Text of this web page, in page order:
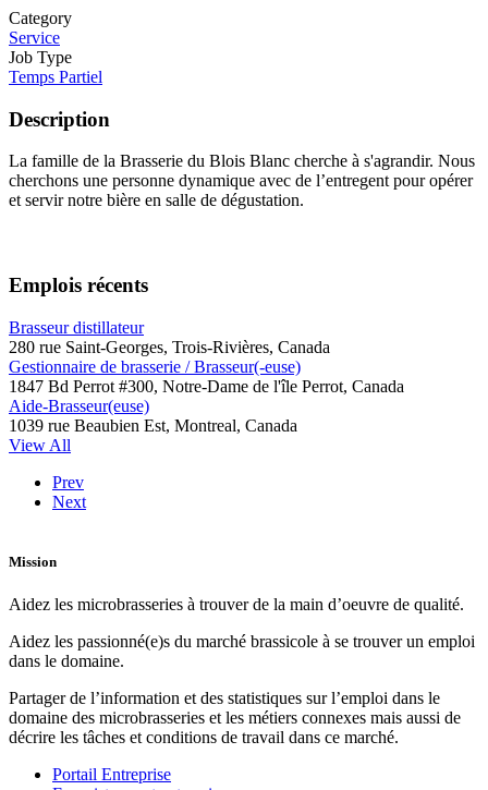
Category
Service
Job Type
Temps Partiel
Description
La famille de la Brasserie du Blois Blanc cherche à s'agrandir. Nous
cherchons une personne dynamique avec de l’entregent pour opérer
et servir notre bière en salle de dégustation.
Emplois récents
Brasseur distillateur
280 rue Saint-Georges, Trois-Rivières, Canada
Gestionnaire de brasserie / Brasseur(-euse)
1847 Bd Perrot #300, Notre-Dame de l'île Perrot, Canada
Aide-Brasseur(euse)
1039 rue Beaubien Est, Montreal, Canada
View All
Prev
Next
Mission
Aidez les microbrasseries à trouver de la main d’oeuvre de qualité.
Aidez les passionné(e)s du marché brassicole à se trouver un emploi
dans le domaine.
Partager de l’information et des statistiques sur l’emploi dans le
domaine des microbrasseries et les métiers connexes mais aussi de
décrire les tâches et conditions de travail dans ce marché.
Portail Entreprise